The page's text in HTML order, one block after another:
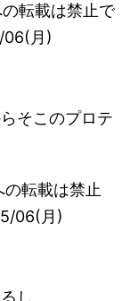
転載は禁止で
06(月)
そこのプロテ
転載は禁止
06(月)
し